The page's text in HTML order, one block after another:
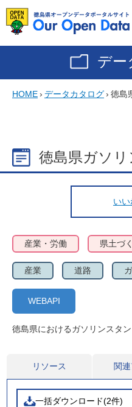
デー
HOME› データカタログ› 徳島
徳島県ガソ
いい
産業・労働 県土づ
産業 道路
WEBAPI
徳島県におけるガソリンスタ
リソース 関
一括ダウンロード(2件)